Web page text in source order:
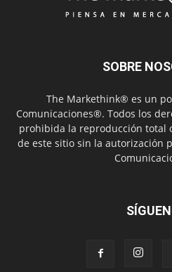
SOBRE
The Markethink® es un
Comunicaciones®. Todos los
prohibida la reproducción total
de este sitio sin la autorización